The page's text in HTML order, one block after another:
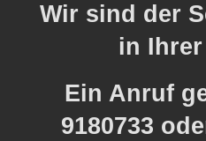
Wir sind der
in
Ein Anruf
9180733